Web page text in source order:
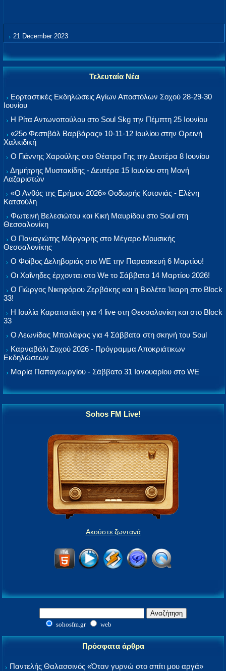
21 December 2023
Τελευταία Νέα
Εορταστικές Εκδηλώσεις Αγίων Αποστόλων Σοχού 28-29-30
Ιουνίου
Η Ρίτα Αντωνοπούλου στο Soul Skg την Πέμπτη 25 Ιουνίου
«25ο Φεστιβάλ Βαρβάρας» 10-11-12 Ιουλίου στην Ορεινή
Χαλκιδική
Ο Γιάννης Χαρούλης στο Θέατρο Γης την Δευτέρα 8 Ιουνίου
Δημήτρης Μυστακίδης - Δευτέρα 15 Ιουνίου στη Μονή
Λαζαριστών
«Ο Ανθός της Ερήμου 2026» Θοδωρής Κοτονιάς - Ελένη
Κατσούλη
Φωτεινή Βελεσιώτου και Κική Μαυρίδου στο Soul στη
Θεσσαλονίκη
Ο Παναγιώτης Μάργαρης στο Μέγαρο Μουσικής
Θεσσαλονίκης
Ο Φοίβος Δεληβοριάς στο WE την Παρασκευή 6 Μαρτίου!
Οι Χαΐνηδες έρχονται στο We το Σάββατο 14 Μαρτίου 2026!
Ο Γιώργος Νικηφόρου Ζερβάκης και η Βιολέτα Ίκαρη στο Block
33!
Η Ιουλία Καραπατάκη για 4 live στη Θεσσαλονίκη και στο Block
33
Ο Λεωνίδας Μπαλάφας για 4 Σάββατα στη σκηνή του Soul
Καρναβάλι Σοχού 2026 - Πρόγραμμα Αποκριάτικων
Εκδηλώσεων
Μαρία Παπαγεωργίου - Σάββατο 31 Ιανουαρίου στο WE
Sohos FM Live!
Ακούστε ζωντανά
sohosfm.gr web
Πρόσφατα άρθρα
Παντελής Θαλασσινός «Όταν γυρνώ στο σπίτι μου αργά»